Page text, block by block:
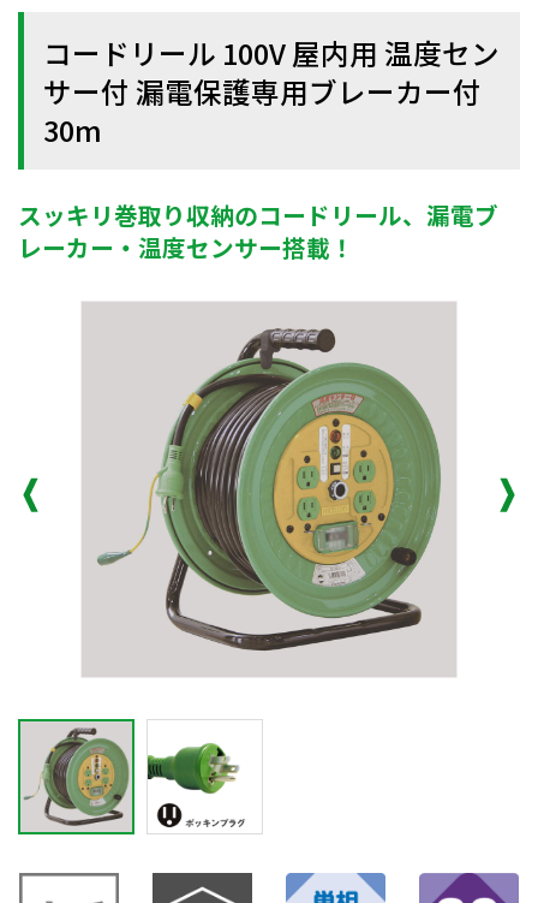
コードリール 100V 屋内用 温度セン
サー付 漏電保護専用ブレーカー付
30m
スッキリ巻取り収納のコードリール、漏電ブ
レーカー・温度センサー搭載！